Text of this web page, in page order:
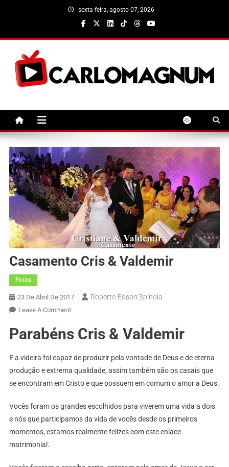
sexta-feira, agosto 07, 2026
Casamento Cris & Valdemir
Fotos
23 De Abril De 2017 Roberto Edson Spínola
Leave A CommentOn
Cris
Valdemir
Parabéns Cris & Valdemir
E a videira foi capaz de produzir pela vontade de Deus e de eterna
produção e extrema qualidade, assim também são os casais que
se encontram em Cristo e que possuem em comum o amor a Deus.
Vocês foram os grandes escolhidos para viverem uma vida a dois
e nós que participamos da vida de vocês desde os primeiros
momentos, estamos realmente felizes com este enlace
matrimonial.